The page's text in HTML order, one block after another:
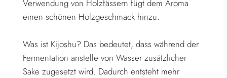
Verwendung von Holzfässern fügt dem Aroma
einen schönen Holzgeschmack hinzu.
Was ist Kijoshu? Das bedeutet, dass während der
Fermentation anstelle von Wasser zusätzlicher
Sake zugesetzt wird. Dadurch entsteht mehr